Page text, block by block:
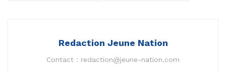
Redaction Jeune Nation
Contact : redaction@jeune-nation.com